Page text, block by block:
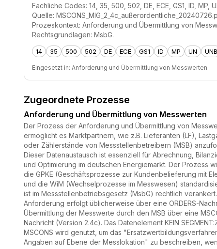
Fachliche Codes: 14, 35, 500, 502, DE, ECE, GS1, ID, MP,
Quelle:
Prozeskontext: Anforderung und Übermittlung von
Rechtsgrundlagen: MsbG.
14 35 500 502 DE ECE GS1 ID MP UN UNB
Eingesetzt in: Anforderung und Übermittlung von Messwerten
Zugeordnete Prozesse
Anforderung und Übermittlung von Messwerten
Der Prozess der Anforderung und Übermittlung von
ermöglicht es Marktpartnern, wie z.B. Lieferanten (LF),
oder Zählerstände von Messstellenbetreibern (MSB)
Dieser Datenaustausch ist essenziell für Abrechnung,
und Optimierung im deutschen Energiemarkt. Der Prozess
die GPKE (Geschäftsprozesse zur Kundenbelieferung mit
und die WiM (Wechselprozesse im Messwesen)
ist im Messstellenbetriebsgesetz (MsbG) rechtlich
Anforderung erfolgt üblicherweise über eine ORDERS-
Übermittlung der Messwerte durch den MSB über eine
Nachricht (Version 2.4c). Das Datenelement KEIN
MSCONS wird genutzt, um das
Angaben auf Ebene der Messlokation" zu beschreiben,